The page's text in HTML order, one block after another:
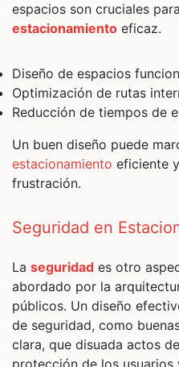
espacios son cruciales
estacionamiento eficaz.
Diseño de espacios
Optimización de rutas
Reducción de tiempos de
Un buen diseño puede
estacionamiento eficiente
frustración.
Seguridad en
La seguridad es otro
abordado por la
públicos. Un diseño
de seguridad, como
clara, que disuada actos
protección de los usuarios